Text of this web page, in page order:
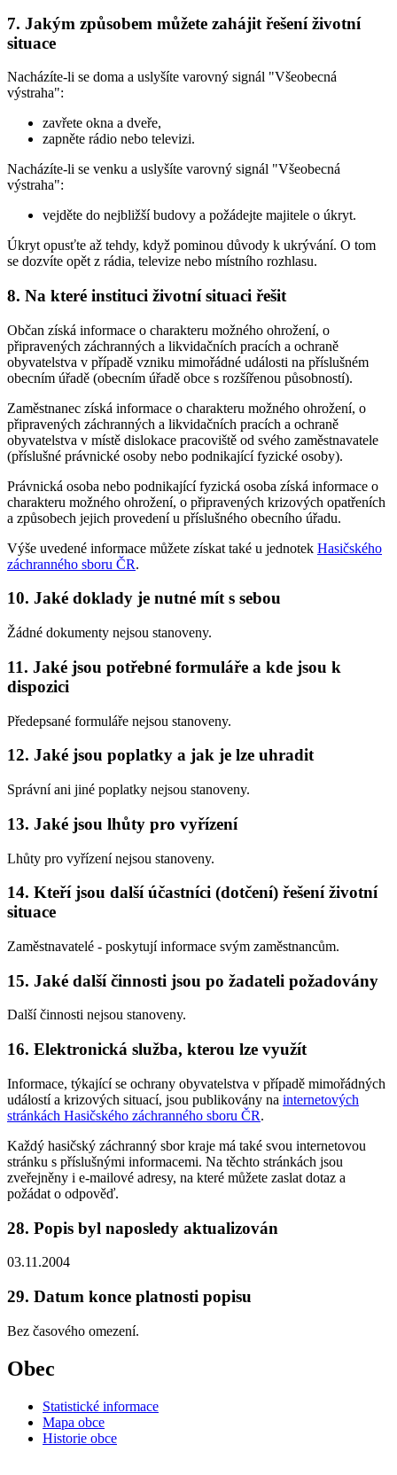
7. Jakým způsobem můžete zahájit řešení životní
situace
Nacházíte-li se doma a uslyšíte varovný signál "Všeobecná
výstraha":
zavřete okna a dveře,
zapněte rádio nebo televizi.
Nacházíte-li se venku a uslyšíte varovný signál "Všeobecná
výstraha":
vejděte do nejbližší budovy a požádejte majitele o úkryt.
Úkryt opusťte až tehdy, když pominou důvody k ukrývání. O tom
se dozvíte opět z rádia, televize nebo místního rozhlasu.
8. Na které instituci životní situaci řešit
Občan získá informace o charakteru možného ohrožení, o
připravených záchranných a likvidačních pracích a ochraně
obyvatelstva v případě vzniku mimořádné události na příslušném
obecním úřadě (obecním úřadě obce s rozšířenou působností).
Zaměstnanec získá informace o charakteru možného ohrožení, o
připravených záchranných a likvidačních pracích a ochraně
obyvatelstva v místě dislokace pracoviště od svého zaměstnavatele
(příslušné právnické osoby nebo podnikající fyzické osoby).
Právnická osoba nebo podnikající fyzická osoba získá informace o
charakteru možného ohrožení, o připravených krizových opatřeních
a způsobech jejich provedení u příslušného obecního úřadu.
Výše uvedené informace můžete získat také u jednotek Hasičského
záchranného sboru ČR.
10. Jaké doklady je nutné mít s sebou
Žádné dokumenty nejsou stanoveny.
11. Jaké jsou potřebné formuláře a kde jsou k
dispozici
Předepsané formuláře nejsou stanoveny.
12. Jaké jsou poplatky a jak je lze uhradit
Správní ani jiné poplatky nejsou stanoveny.
13. Jaké jsou lhůty pro vyřízení
Lhůty pro vyřízení nejsou stanoveny.
14. Kteří jsou další účastníci (dotčení) řešení životní
situace
Zaměstnavatelé - poskytují informace svým zaměstnancům.
15. Jaké další činnosti jsou po žadateli požadovány
Další činnosti nejsou stanoveny.
16. Elektronická služba, kterou lze využít
Informace, týkající se ochrany obyvatelstva v případě mimořádných
událostí a krizových situací, jsou publikovány na internetových
stránkách Hasičského záchranného sboru ČR.
Každý hasičský záchranný sbor kraje má také svou internetovou
stránku s příslušnými informacemi. Na těchto stránkách jsou
zveřejněny i e-mailové adresy, na které můžete zaslat dotaz a
požádat o odpověď.
28. Popis byl naposledy aktualizován
03.11.2004
29. Datum konce platnosti popisu
Bez časového omezení.
Obec
Statistické informace
Mapa obce
Historie obce